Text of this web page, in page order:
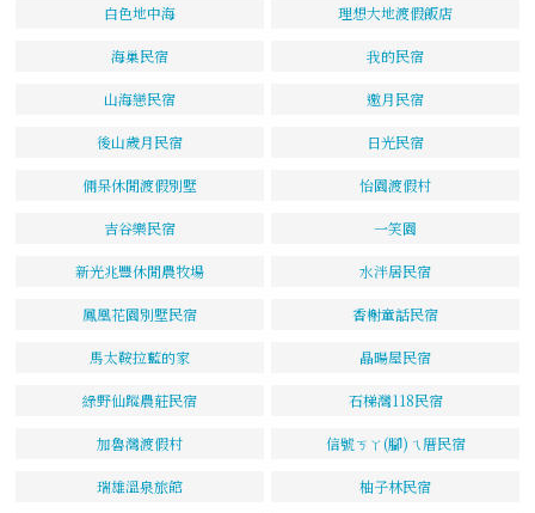
白色地中海 理想大地渡假飯店
海巢民宿 我的民宿
山海戀民宿 邀月民宿
後山歲月民宿 日光民宿
倆呆休閒渡假別墅 怡園渡假村
吉谷樂民宿 一笑園
新光兆豐休閒農牧場 水泮居民宿
鳳凰花園別墅民宿 香榭童話民宿
馬太鞍拉藍的家 晶暘屋民宿
綠野仙蹤農莊民宿 石梯灣118民宿
加魯灣渡假村 信號ㄎㄚ(腳)ㄟ厝民宿
瑞雄溫泉旅館 柚子林民宿